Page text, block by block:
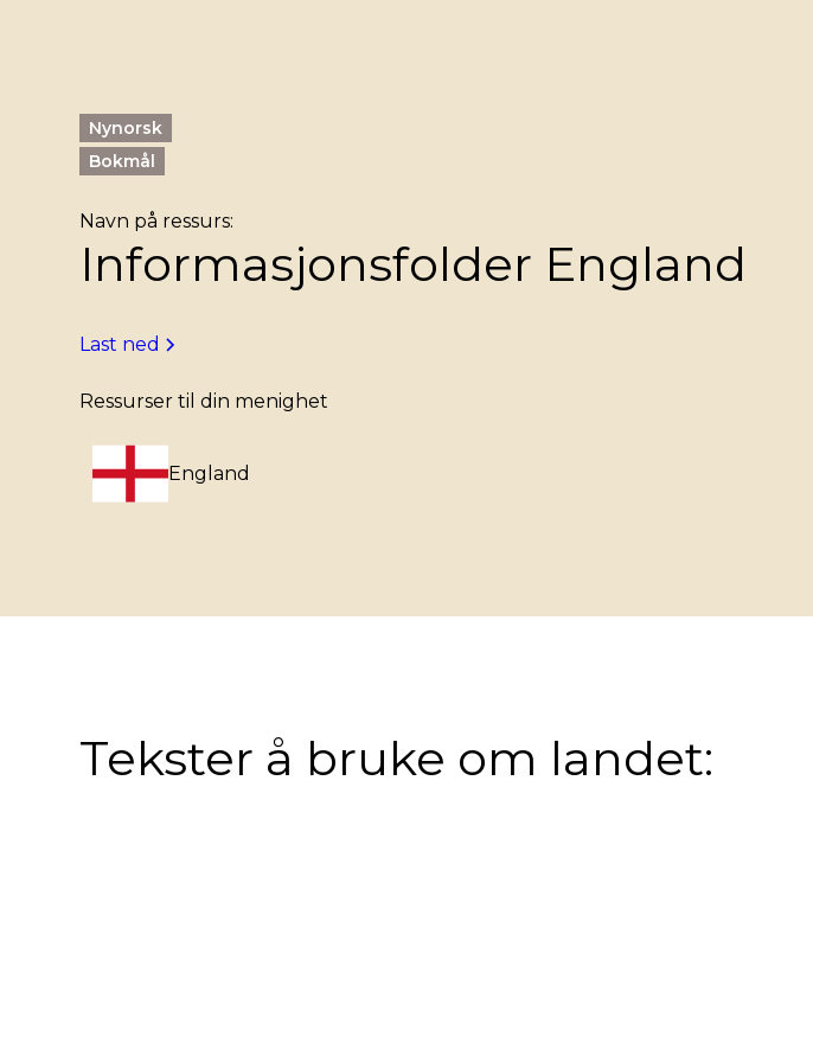
Nynorsk
Bokmål
Navn på ressurs:
Informasjonsfolder England
Last ned
Ressurser til din menighet
England
Tekster å bruke om landet: